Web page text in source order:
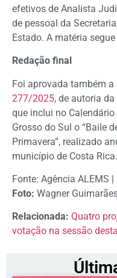
efetivos de Analista
de pessoal da
Estado. A matéria
Redação final
Foi aprovada também
277/2025, de autoria
que inclui no
Grosso do Sul o “Baile
Primavera”, realizado
município de Costa
Fonte: Agência ALEMS |
Foto: Wagner
Relacionada: Quatro
votação na sessão